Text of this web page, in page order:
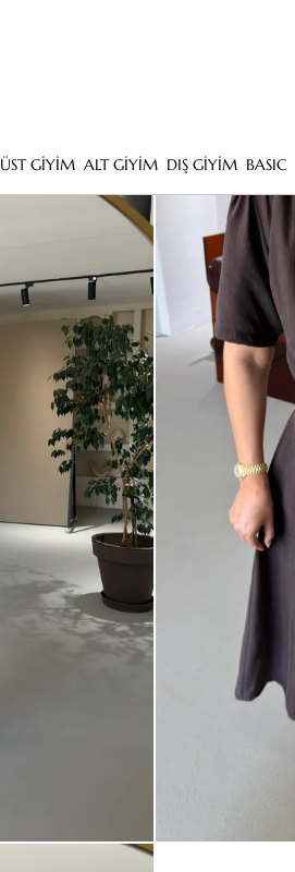
ÜST GİYİM ALT GİYİM DIŞ GİYİM BASIC